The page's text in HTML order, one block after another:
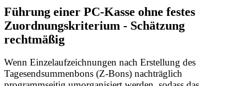
Führung einer PC-Kasse ohne festes
Zuordnungskriterium - Schätzung
rechtmäßig
Wenn Einzelaufzeichnungen nach Erstellung des
Tagesendsummenbons (Z-Bons) nachträglich